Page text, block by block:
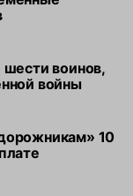
воинов,
войны
10